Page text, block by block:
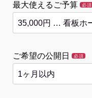
最大使えるご予算 必須
ご希望の公開日 必須